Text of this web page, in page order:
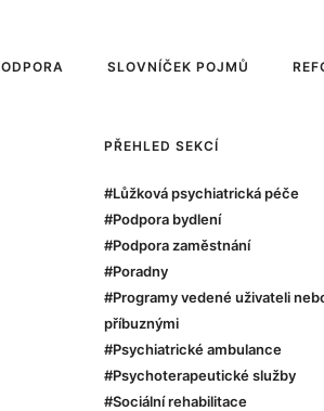
SLOVNÍČEK POJMŮ
PŘEHLED SEKCÍ
#Lůžková psychiatrická péče
#Podpora bydlení
#Podpora zaměstnání
#Poradny
#Programy vedené uživateli
příbuznými
#Psychiatrické ambulance
#Psychoterapeutické služby
#Sociální rehabilitace